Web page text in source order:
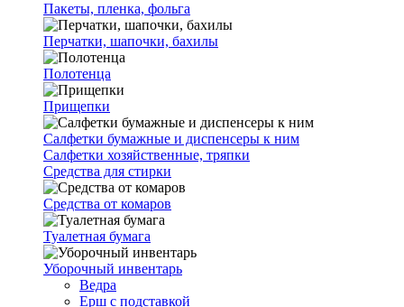
Пакеты, пленка, фольга
Перчатки, шапочки, бахилы
Полотенца
Прищепки
Салфетки бумажные и диспенсеры к ним
Салфетки хозяйственные, тряпки
Средства для стирки
Средства от комаров
Туалетная бумага
Уборочный инвентарь
Ведра
Ерш с подставкой